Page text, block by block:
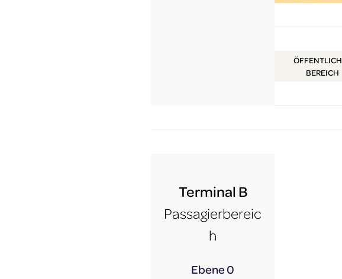
BEREICH
Terminal B
Passagierbereic
h
Ebene 0